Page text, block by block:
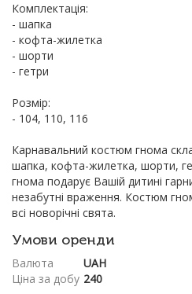
Комплектація:
- шапка
- кофта-жилетка
- шорти
- гетри
Розмір:
- 104, 110, 116
Карнавальний костюм гнома
шапка, кофта-жилетка, шорти,
гнома подарує Вашій дитині
незабутні враження. Костюм
всі новорічні свята.
Умови оренди
Валюта
UAH
Ціна за добу 240